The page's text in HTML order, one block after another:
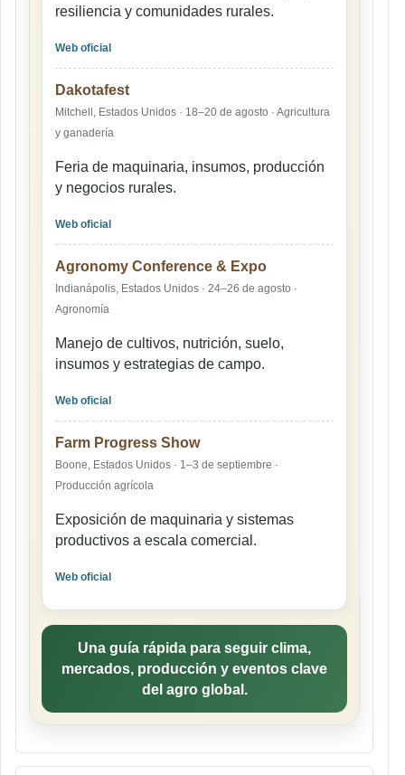
resiliencia y comunidades rurales.
Web oficial
Dakotafest
Mitchell, Estados Unidos · 18–20 de agosto · Agricultura
y ganadería
Feria de maquinaria, insumos, producción
y negocios rurales.
Web oficial
Agronomy Conference & Expo
Indianápolis, Estados Unidos · 24–26 de agosto ·
Agronomía
Manejo de cultivos, nutrición, suelo,
insumos y estrategias de campo.
Web oficial
Farm Progress Show
Boone, Estados Unidos · 1–3 de septiembre ·
Producción agrícola
Exposición de maquinaria y sistemas
productivos a escala comercial.
Web oficial
Una guía rápida para seguir clima,
mercados, producción y eventos clave
del agro global.